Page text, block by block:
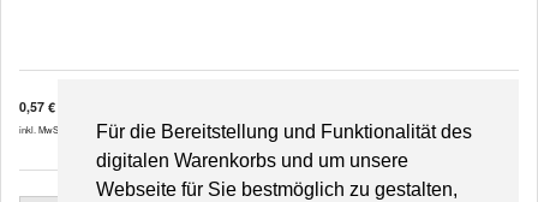
Für die Bereitstellung und Funktionalität des
digitalen Warenkorbs und um unsere
Webseite für Sie bestmöglich zu gestalten,
0,57 €
inkl. MwSt. zzgl. Versandkosten